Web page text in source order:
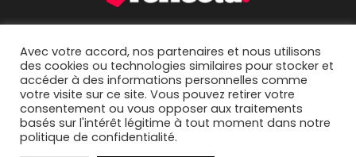
accueil. portfolio.
mentions légales. contact.
Avec votre accord, nos partenaires et nous utilisons
des cookies ou technologies similaires pour stocker et
accéder à des informations personnelles comme
votre visite sur ce site. Vous pouvez retirer votre
consentement ou vous opposer aux traitements
basés sur l'intérêt légitime à tout moment dans notre
politique de confidentialité.